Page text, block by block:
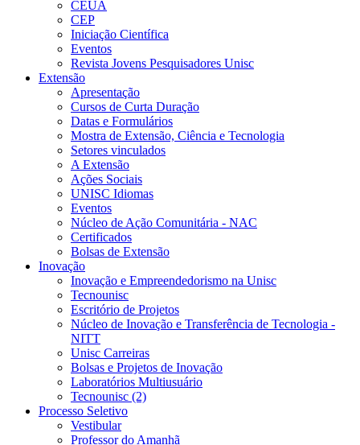
CEUA
CEP
Iniciação Científica
Eventos
Revista Jovens Pesquisadores Unisc
Extensão
Apresentação
Cursos de Curta Duração
Datas e Formulários
Mostra de Extensão, Ciência e Tecnologia
Setores vinculados
A Extensão
Ações Sociais
UNISC Idiomas
Eventos
Núcleo de Ação Comunitária - NAC
Certificados
Bolsas de Extensão
Inovação
Inovação e Empreendedorismo na Unisc
Tecnounisc
Escritório de Projetos
Núcleo de Inovação e Transferência de Tecnologia -
NITT
Unisc Carreiras
Bolsas e Projetos de Inovação
Laboratórios Multiusuário
Tecnounisc (2)
Processo Seletivo
Vestibular
Professor do Amanhã